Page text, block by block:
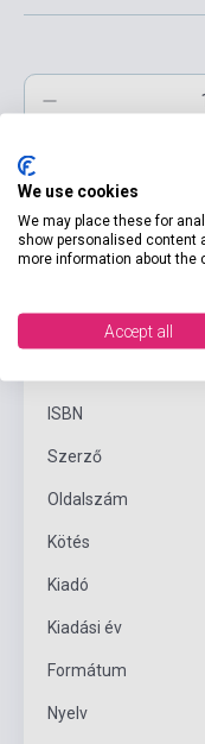
Termékjellemzők
ISBN
Szerző
Oldalszám
Kötés
Kiadó
Kiadási év
Formátum
Nyelv
We use cookies
We may place these for
show personalised content
more information about the
Accept all